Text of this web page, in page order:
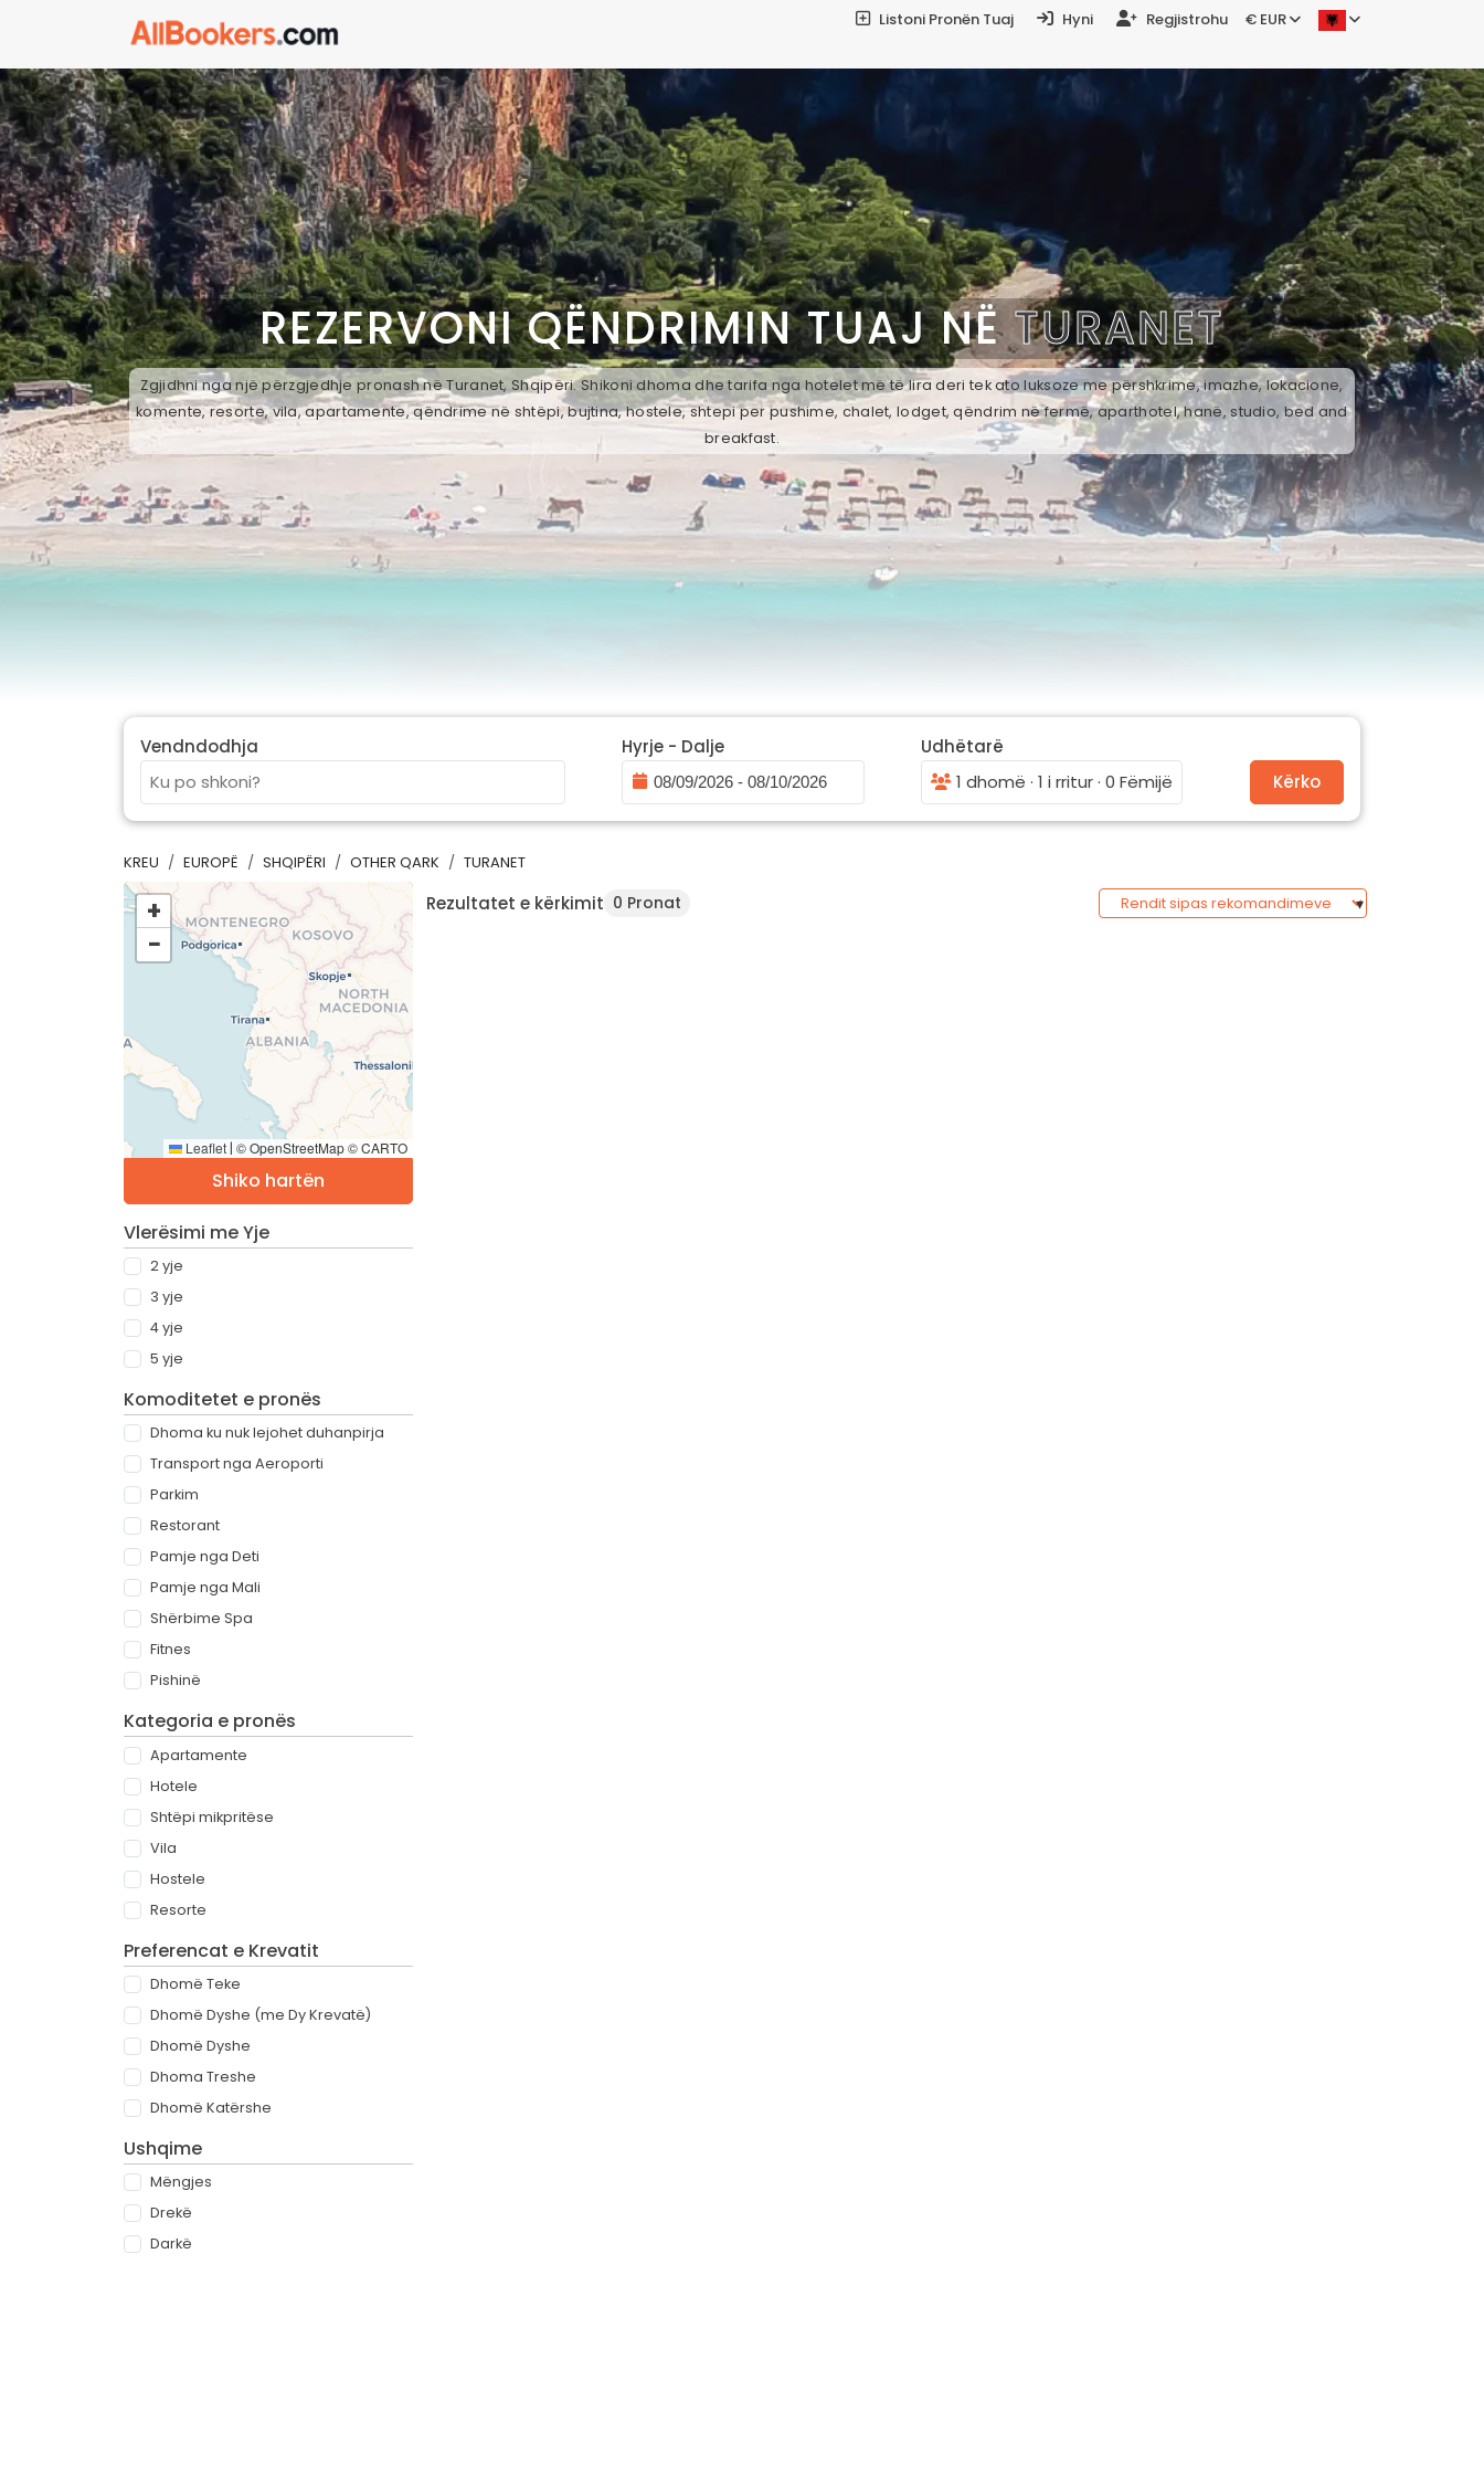
Listoni Pronën Tuaj Hyni Regjistrohu € EUR
REZERVONI QËNDRIMIN TUAJ NËTURANET
Zgjidhni nga një përzgjedhje pronash në Turanet, Shqipëri. Shikoni dhoma dhe tarifa nga hotelet më të lira deri tek ato luksoze me përshkrime, imazhe, lokacione,
komente, resorte, vila, apartamente, qëndrime në shtëpi, bujtina, hostele, shtepi per pushime, chalet, lodget, qëndrim në fermë, aparthotel, hanë, studio, bed and
breakfast.
Vendndodhja Hyrje - Dalje
Udhëtarë
1 dhomë · 1 i rritur · 0 Fëmijë
Kërko
KREU EUROPË SHQIPËRI OTHER QARK TURANET
+
−
Leaflet | © OpenStreetMap © CARTO
Shiko hartën
Vlerësimi me Yje
2 yje
3 yje
4 yje
5 yje
Komoditetet e pronës
Dhoma ku nuk lejohet duhanpirja
Transport nga Aeroporti
Parkim
Restorant
Pamje nga Deti
Pamje nga Mali
Shërbime Spa
Fitnes
Pishinë
Kategoria e pronës
Apartamente
Hotele
Shtëpi mikpritëse
Vila
Hostele
Resorte
Preferencat e Krevatit
Dhomë Teke
Dhomë Dyshe (me Dy Krevatë)
Dhomë Dyshe
Dhoma Treshe
Dhomë Katërshe
Ushqime
Mëngjes
Drekë
Darkë
Rezultatet e kërkimit 0 Pronat